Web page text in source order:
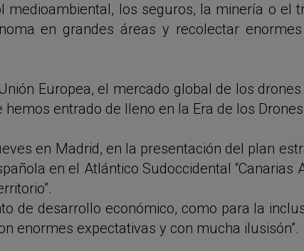
los seguros, la minería o el
en grandes áreas y recolectar
Europea, el mercado global de los
entrado de lleno en la Era de los
en Madrid, en la presentación del plan
en el Atlántico Sudoccidental “Canarias
de desarrollo económico, como para la
enormes expectativas y con mucha ilusisón”.